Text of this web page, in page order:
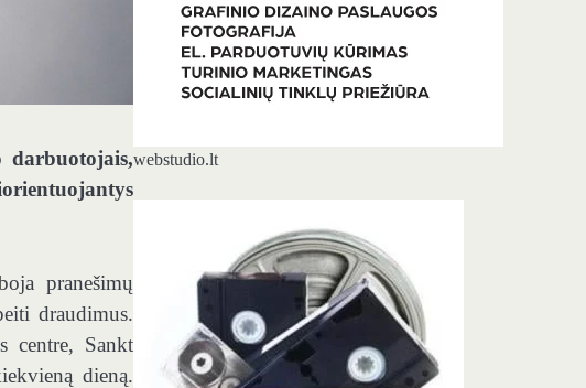
pranešimų
draudimus.
centre, Sankt
dieną.
webstudio.lt